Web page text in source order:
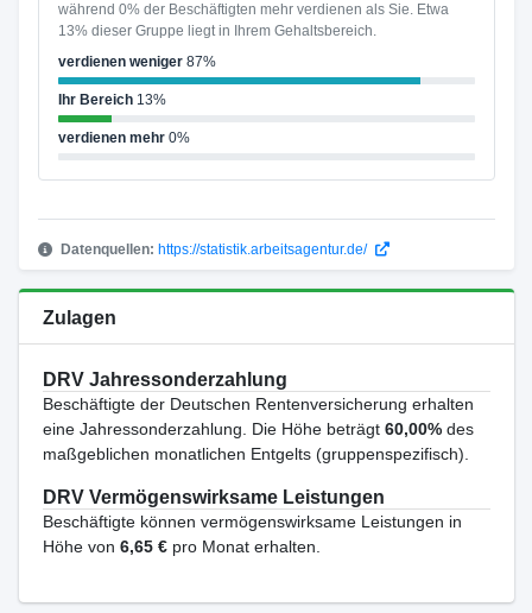
während 0% der Beschäftigten mehr verdienen als Sie. Etwa
13% dieser Gruppe liegt in Ihrem Gehaltsbereich.
verdienen weniger87%
Ihr Bereich13%
verdienen mehr0%
Datenquellen: https://statistik.arbeitsagentur.de/
Zulagen
DRV Jahressonderzahlung
Beschäftigte der Deutschen Rentenversicherung erhalten
eine Jahressonderzahlung. Die Höhe beträgt 60,00%des
maßgeblichen monatlichen Entgelts (gruppenspezifisch).
DRV Vermögenswirksame Leistungen
Beschäftigte können vermögenswirksame Leistungen in
Höhe von 6,65 €pro Monat erhalten.